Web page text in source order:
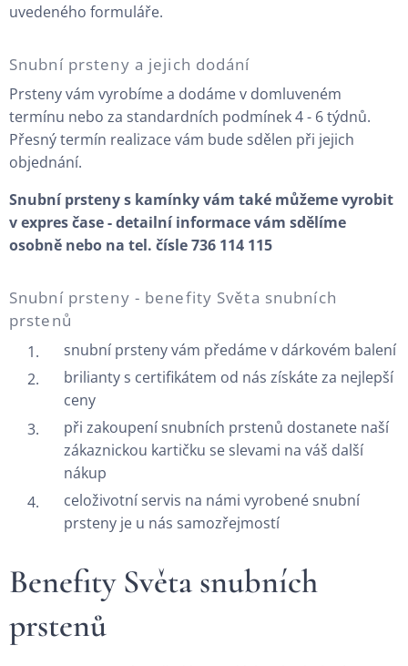
uvedeného formuláře.
Snubní prsteny a jejich dodání
Prsteny vám vyrobíme a dodáme v domluveném
termínu nebo za standardních podmínek 4 - 6 týdnů.
Přesný termín realizace vám bude sdělen při jejich
objednání.
Snubní prsteny s kamínky vám také můžeme vyrobit
v expres čase - detailní informace vám sdělíme
osobně nebo na tel. čísle 736 114 115
Snubní prsteny - benefity Světa snubních
prstenů
snubní prsteny vám předáme v dárkovém balení
brilianty s certifikátem od nás získáte za nejlepší
ceny
při zakoupení snubních prstenů dostanete naší
zákaznickou kartičku se slevami na váš další
nákup
celoživotní servis na námi vyrobené snubní
prsteny je u nás samozřejmostí
Benefity Světa snubních
prstenů